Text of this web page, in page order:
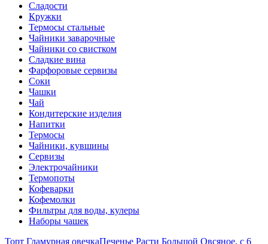
Сладости
Кружки
Термосы стальные
Чайники заварочные
Чайники со свистком
Сладкие вина
Фарфоровые сервизы
Соки
Чашки
Чай
Кондитерские изделия
Напитки
Термосы
Чайники, кувшины
Сервизы
Электрочайники
Термопоты
Кофеварки
Кофемолки
Фильтры для воды, кулеры
Наборы чашек
Торт Гламурная овечкаПеченье Расти Большой Овсяное, с 6